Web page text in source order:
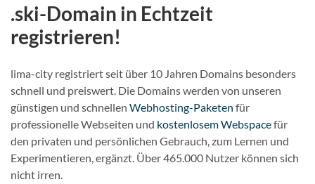
.ski-Domain in Echtzeit
registrieren!
lima-city registriert seit über 10 Jahren Domains besonders
schnell und preiswert. Die Domains werden von unseren
günstigen und schnellen Webhosting-Paketen für
professionelle Webseiten und kostenlosem Webspacefür
den privaten und persönlichen Gebrauch, zum Lernen und
Experimentieren, ergänzt. Über 465.000 Nutzer können sich
nicht irren.